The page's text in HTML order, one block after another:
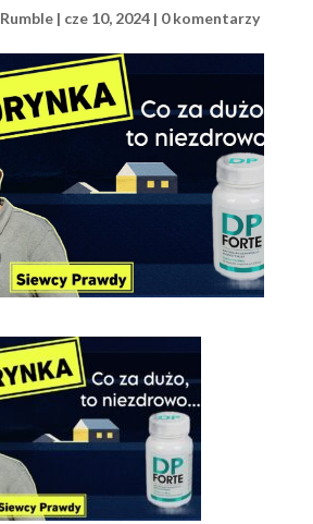
Rumble| cze 10, 2024| 0 komentarzy